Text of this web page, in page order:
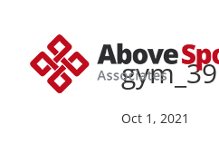
gym_39
Oct 1, 2021